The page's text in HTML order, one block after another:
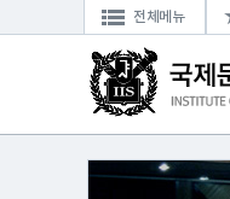
전체메뉴